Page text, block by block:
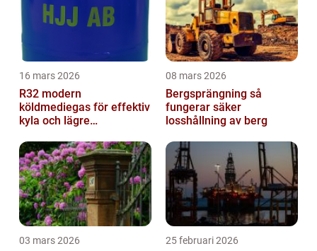
16 mars 2026
R32 modern
köldmediegas för effektiv
kyla och lägre
08 mars 2026
Bergsprängning så
fungerar säker
losshållning av berg
03 mars 2026 25 februari 2026